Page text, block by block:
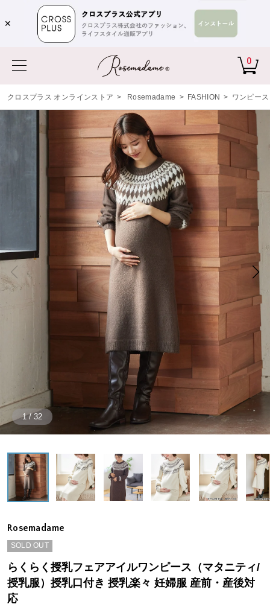
✕
0
クロスプラス オンラインストア > Rosemadame > FASHION > ワンピース
1/32
Rosemadame
SOLD OUT
らくらく授乳フェアアイルワンピース（マタニティ/
授乳服）授乳口付き 授乳楽々 妊婦服 産前・産後対
応